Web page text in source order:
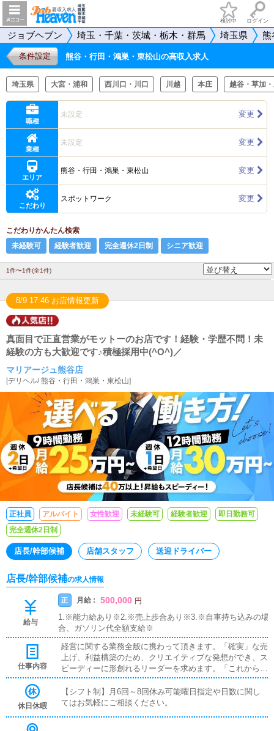
検討中 ログイン
ジョブヘブン 埼玉・千葉・茨城・栃木・群馬 埼玉県 熊
条件設定 熊谷・行田・鴻巣・東松山の高収入求人
埼玉県 大宮・浦和 西川口・川口 川越 本庄 越谷・草加
職種
未設定 変更
業種
未設定 変更
エリア
熊谷・行田・鴻巣・東松山 変更
こだわり
スポットワーク 変更
こだわりかんたん検索
未経験可
経験者歓迎 完全週休2日制 シニア歓迎
1件〜1件(全1件)
8/9 17:46 お店情報更新
真面目で正直営業がモットーのお店です！経験・学歴不問！未
経験の方も大歓迎です♪積極採用中(^O^)／
マリアージュ熊谷店
[デリヘル/熊谷・行田・鴻巣・東松山]
正社員 アルバイト 女性歓迎 未経験可 経験者歓迎
即日勤務可
完全週休2日制
店長/幹部候補 店舗スタッフ 送迎ドライバー
店長/幹部候補の求人情報
給与
正 月給 : 500,000 円
1.※能力給あり※2.※売上歩合あり※3.※自車持ち込みの場
合、ガソリン代全額支給※
仕事内容
経営に関する業務全般に携わって頂きます。「確実」な売
上げ、利益構築のため、クリエイティブな発想ができ、ス
ピーディーに形創れるリーダーを求めます。「これから」
の出店にも大きく影響する重要なメンバーとして、あなた
の力が必要です！【 各種待遇 】◆初任給30万以上◆技
術・資格手当て 相談に応じます。◆各役職手当◆成果特
休日休暇
【シフト制】月6回～8回休み可能曜日指定や日数に関し
てはお気軽にご相談ください。